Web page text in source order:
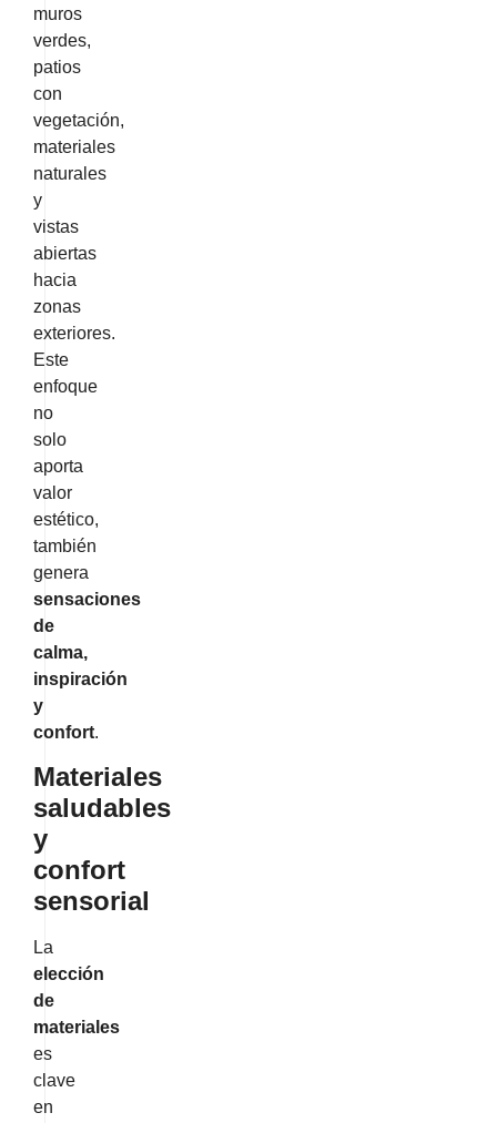
muros
verdes,
patios
con
vegetación,
materiales
naturales
y
vistas
abiertas
hacia
zonas
exteriores.
Este
enfoque
no
solo
aporta
valor
estético,
también
genera
sensaciones
de
calma,
inspiración
y
confort.
Materiales
saludables
y
confort
sensorial
La
elección
de
materiales
es
clave
en